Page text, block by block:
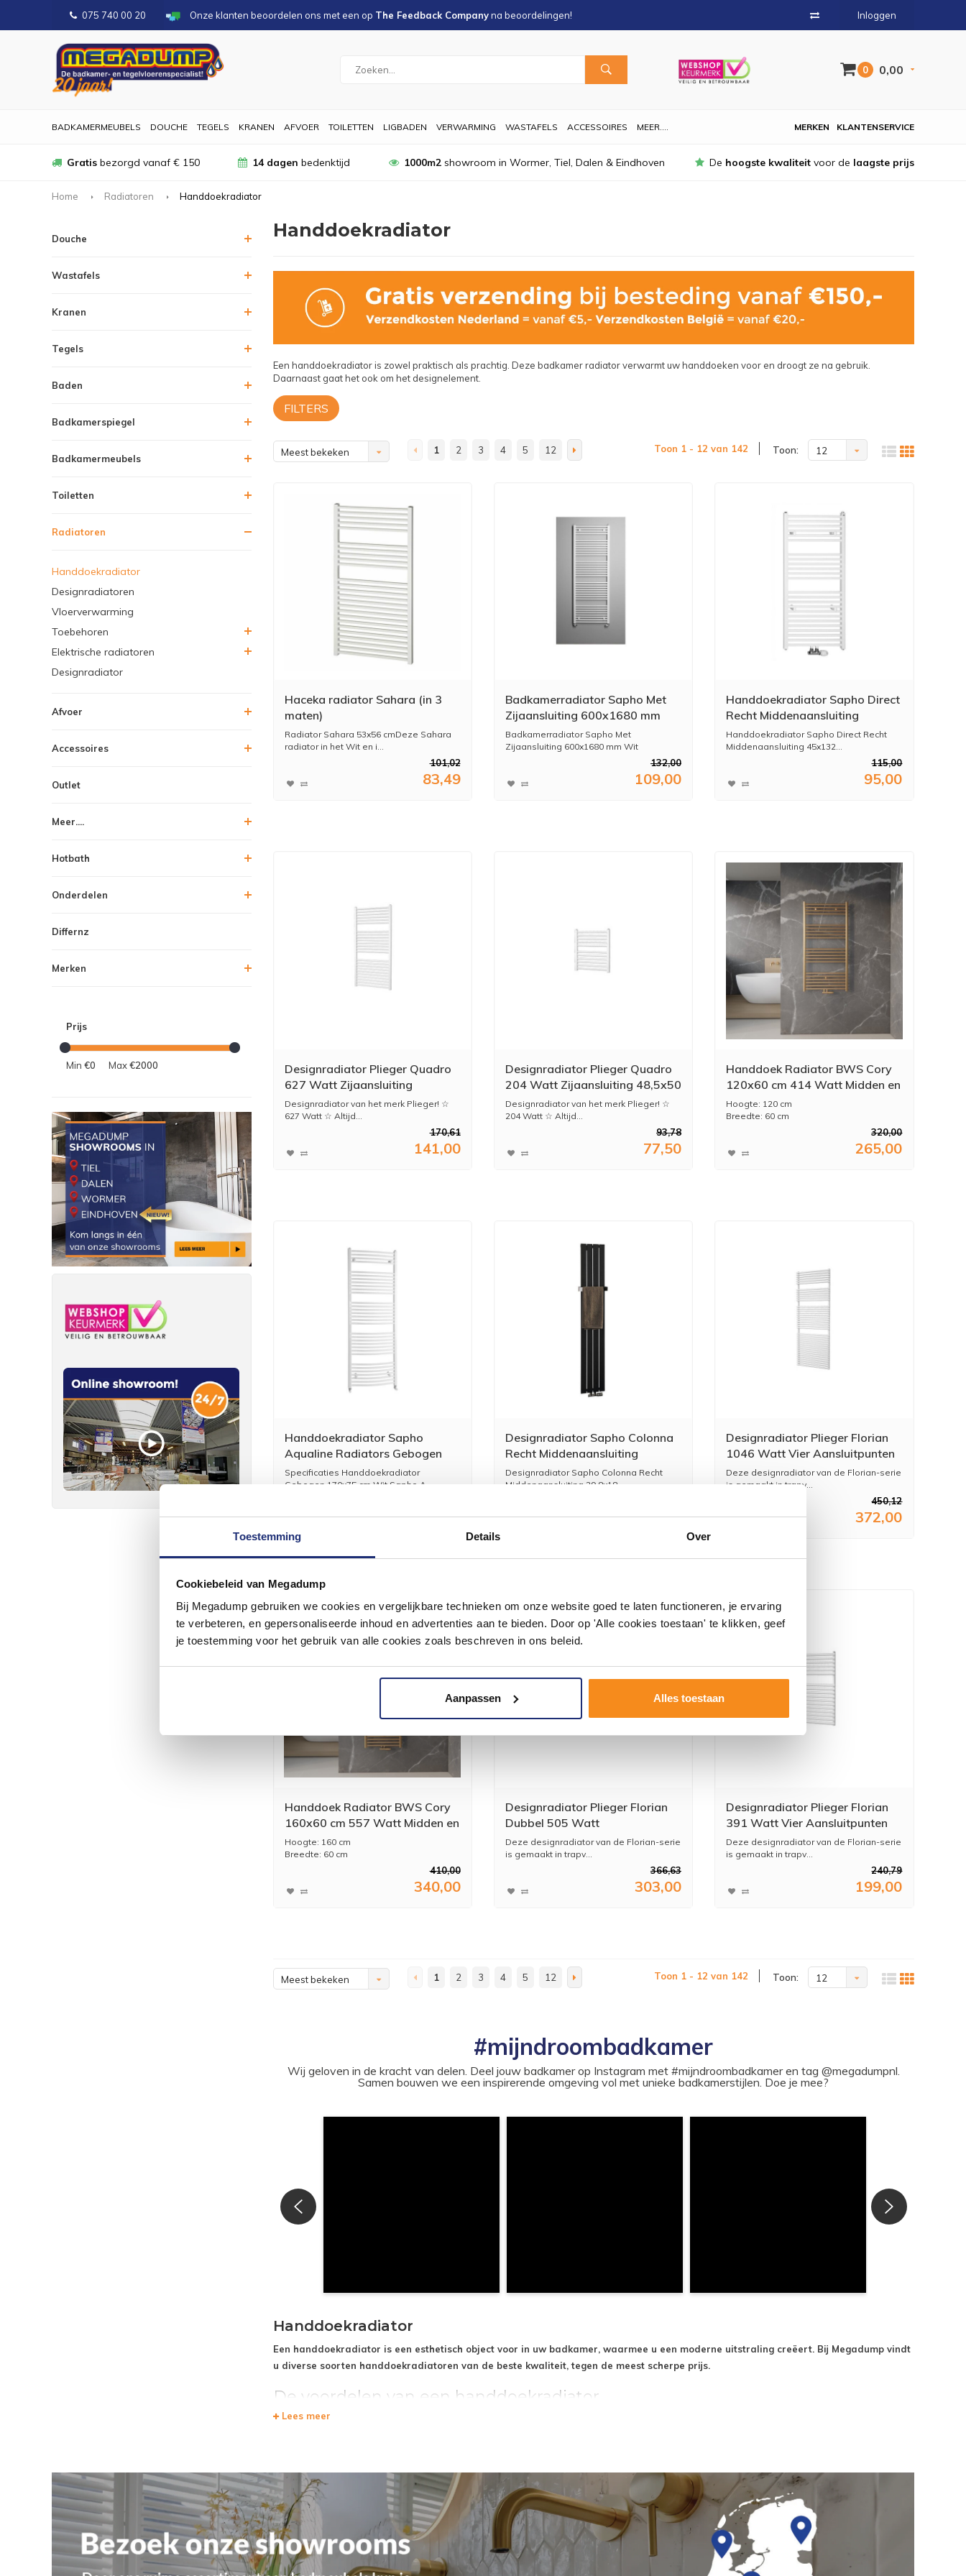
Toestemming Details Over
Cookiebeleid van Megadump
Bij Megadump gebruiken we cookies en vergelijkbare technieken om onze website goed te laten functioneren, je ervaring
te verbeteren, en gepersonaliseerde inhoud en advertenties aan te bieden. Door op 'Alle cookies toestaan' te klikken, geef
je toestemming voor het gebruik van alle cookies zoals beschreven in ons beleid.
Aanpassen Alles toestaan
075 740 00 20 Onze klanten beoordelen ons met een op The Feedback Companyna beoordelingen! Inloggen
0 0,00
BADKAMERMEUBELS DOUCHE TEGELS KRANEN AFVOER TOILETTEN LIGBADEN VERWARMING WASTAFELS ACCESSOIRES MEER.... KLANTENSERVICE
MERKEN
Gratis bezorgd vanaf € 150 14 dagen bedenktijd 1000m2showroom in Wormer, Tiel, Dalen & Eindhoven De hoogste kwaliteit voor de laagste prijs
Home Radiatoren Handdoekradiator
Douche
Wastafels
Kranen
Tegels
Baden
Badkamerspiegel
Badkamermeubels
Toiletten
Radiatoren
Handdoekradiator
Designradiatoren
Vloerverwarming
Toebehoren
Elektrische radiatoren
Designradiator
Afvoer
Accessoires
Outlet
Meer....
Hotbath
Onderdelen
Differnz
Merken
Prijs
Min €0 Max€2000
Handdoekradiator
Een handdoekradiator is zowel praktisch als prachtig. Deze badkamer radiator verwarmt uw handdoeken voor en droogt ze na gebruik.
Daarnaast gaat het ook om het designelement.
FILTERS
Meest bekeken 1 2 3 4 5 12 Toon 1 - 12 van 142 Toon: 12
Haceka radiator Sahara (in 3
maten)
Radiator Sahara 53x56 cmDeze Sahara
radiator in het Wit en i...
101,02
83,49
Badkamerradiator Sapho Met
Zijaansluiting 600x1680 mm
Wit
Badkamerradiator Sapho Met
Zijaansluiting 600x1680 mm Wit
132,00
109,00
Handdoekradiator Sapho Direct
Recht Middenaansluiting
45x132.2 cm 539W Wit
Handdoekradiator Sapho Direct Recht
Middenaansluiting 45x132...
115,00
95,00
Designradiator Plieger Quadro
627 Watt Zijaansluiting
113,5x60 cm Wit
Designradiator van het merk Plieger! ☆
627 Watt ☆ Altijd...
170,61
141,00
Designradiator Plieger Quadro
204 Watt Zijaansluiting 48,5x50
cm Wit
Designradiator van het merk Plieger! ☆
204 Watt ☆ Altijd...
93,78
77,50
Handdoek Radiator BWS Cory
120x60 cm 414 Watt Midden en
Zijaansluiting Geborsteld
Messing Goud
Hoogte: 120 cm
Breedte: 60 cm
...
320,00
265,00
Handdoekradiator Sapho
Aqualine Radiators Gebogen
170x75 cm Wit
Specificaties Handdoekradiator
Gebogen 170x75 cm Wit Sapho A...
159,00
Designradiator Sapho Colonna
Recht Middenaansluiting
29.8x180 cm 614W Antraciet
Designradiator Sapho Colonna Recht
Middenaansluiting 29.8x18...
388,00
Designradiator Plieger Florian
1046 Watt Vier Aansluitpunten
171x60 cm Wit
Deze designradiator van de Florian-serie
is gemaakt in trapv...
450,12
372,00
Handdoek Radiator BWS Cory
160x60 cm 557 Watt Midden en
Zijaansluiting Geborsteld
Messing Goud
Hoogte: 160 cm
Breedte: 60 cm
...
410,00
340,00
Designradiator Plieger Florian
Dubbel 505 Watt
Middenaansluiting 72,2x50 cm
Wit
Deze designradiator van de Florian-serie
is gemaakt in trapv...
366,63
303,00
Designradiator Plieger Florian
391 Watt Vier Aansluitpunten
72,2x50 cm Wit
Deze designradiator van de Florian-serie
is gemaakt in trapv...
240,79
199,00
Meest bekeken 1 2 3 4 5 12 Toon 1 - 12 van 142 Toon: 12
#mijndroombadkamer
Wij geloven in de kracht van delen. Deel jouw badkamer op Instagram met #mijndroombadkamer en tag @megadumpnl.
Samen bouwen we een inspirerende omgeving vol met unieke badkamerstijlen. Doe je mee?
Handdoekradiator
Een handdoekradiator is een esthetisch object voor in uw badkamer, waarmee u een moderne uitstraling creëert. Bij Megadump vindt
u diverse soorten handdoekradiatoren van de beste kwaliteit, tegen de meest scherpe prijs.
De voordelen van een handdoekradiator
Met een handdoekradiator slaat u twee vliegen in één klap. Deze badkamer radiator ziet er namelijk niet alleen mooi uit, maar verwarmt
radiatoren, waar de elementen naast of achter elkaar worden gekoppeld om een zo groot mogelijk oppervlak te creëren. U vindt bij Megadump
ook elektrische badkamer radiatoren, die extra snel opwarmen in vergelijking met centrale verwarming. Dat is wel zo prettig in een ruimte zoals
de badkamer.
Een handdoekradiator kenmerkt zich door de verwarmingselementen die horizontaal boven elkaar zijn geplaatst, in de vorm van een ladder. U
kunt over deze buizen met gemak een groot aantal handdoeken hangen en verwarmen. In het assortiment van Megadump vindt u diverse
modellen, met zowel een onder-, midden- of bovenaansluiting. Zo weet u zeker dat er ook voor uw bestaande badkamer-aansluiting en
Lees meer